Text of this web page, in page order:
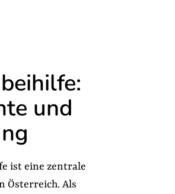
und
ist eine zentrale
Österreich. Als